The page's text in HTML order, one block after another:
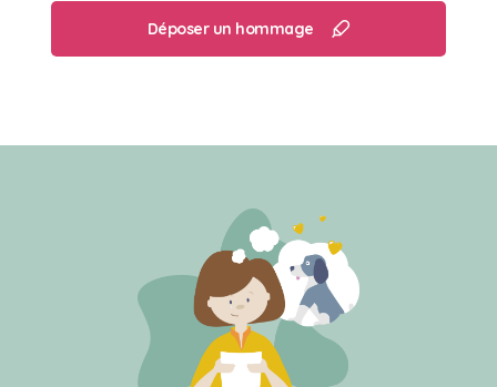
Déposer un hommage